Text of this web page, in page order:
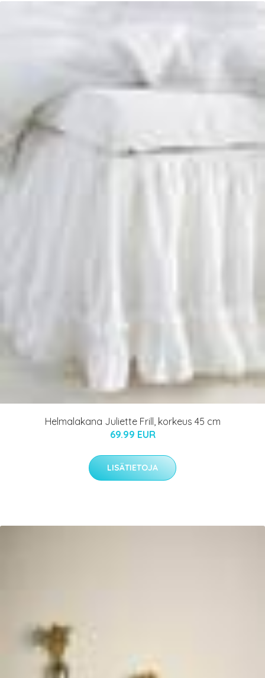
Helmalakana Juliette Frill, korkeus 45 cm
69.99 EUR
LISÄTIETOJA